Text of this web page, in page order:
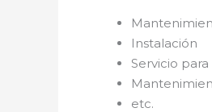
Instalación
Servicio
etc.